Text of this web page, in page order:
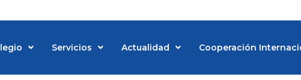
Servicios Actualidad Cooperación